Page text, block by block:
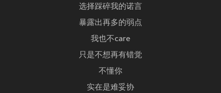
选择踩碎我的诺言
暴露出再多的弱点
我也不care
只是不想再有错觉
不懂你
实在是难妥协